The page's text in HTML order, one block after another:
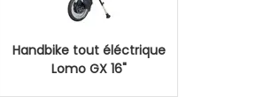
Handbike tout éléctrique
Lomo GX 16"